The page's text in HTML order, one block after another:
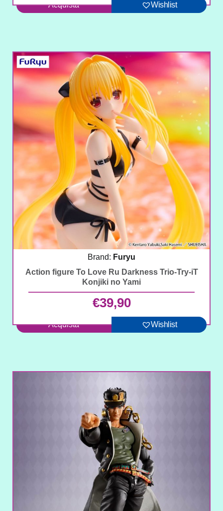
Acquista Wishlist
Brand: Furyu
Action figure To Love Ru Darkness Trio-Try-iT
Konjiki no Yami
€39,90
Acquista Wishlist